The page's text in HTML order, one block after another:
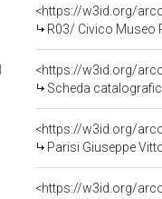
<https://w3id.org/
R03/ Civico Museo
<https://w3id.org/
Scheda
<https://w3id.org/
Parisi Giuseppe
<https://w3id.org/